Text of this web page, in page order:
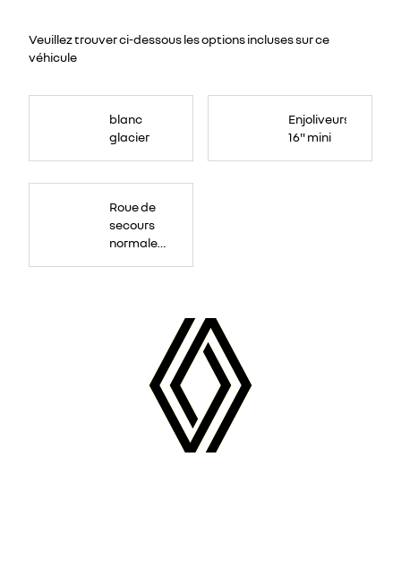
Veuillez trouver ci-dessous les options incluses sur ce
véhicule
blanc
glacier
Enjoliveurs
16" mini
Roue de
secours
normale